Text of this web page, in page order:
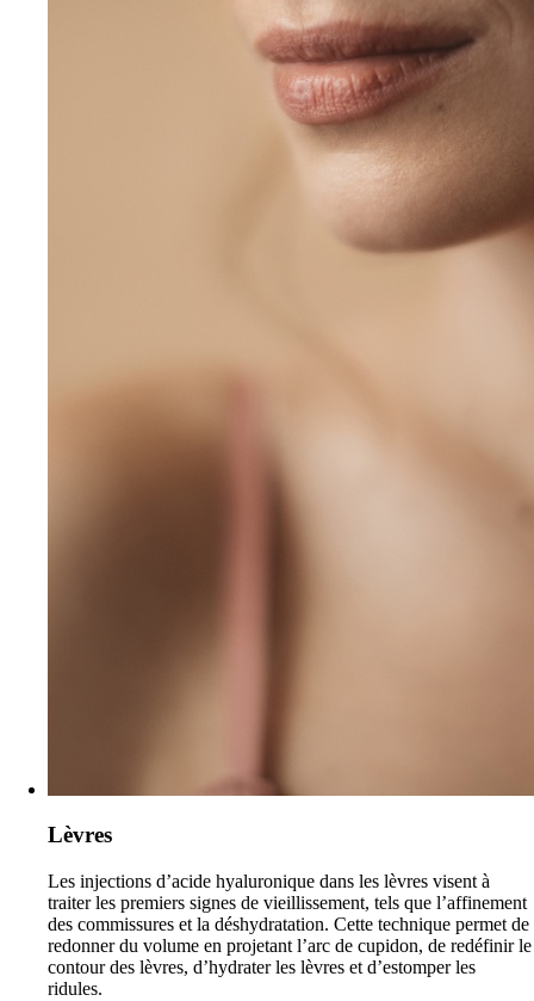
Lèvres
Les injections d’acide hyaluronique dans les lèvres visent à
traiter les premiers signes de vieillissement, tels que l’affinement
des commissures et la déshydratation. Cette technique permet de
redonner du volume en projetant l’arc de cupidon, de redéfinir le
contour des lèvres, d’hydrater les lèvres et d’estomper les
ridules.